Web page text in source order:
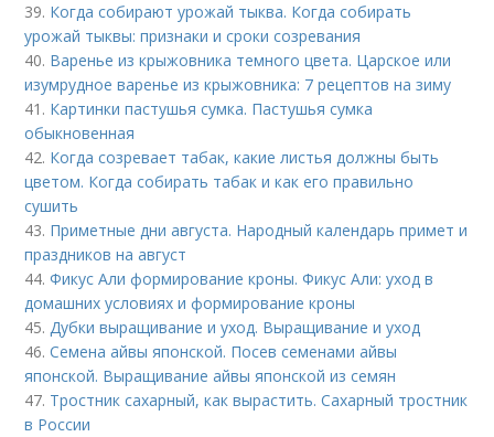
39. Когда собирают урожай тыква. Когда собирать
урожай тыквы: признаки и сроки созревания
40. Варенье из крыжовника темного цвета. Царское или
изумрудное варенье из крыжовника: 7 рецептов на зиму
41. Картинки пастушья сумка. Пастушья сумка
обыкновенная
42. Когда созревает табак, какие листья должны быть
цветом. Когда собирать табак и как его правильно
сушить
43. Приметные дни августа. Народный календарь примет и
праздников на август
44.Фикус Али формирование кроны. Фикус Али: уход в
домашних условиях и формирование кроны
45.Дубки выращивание и уход. Выращивание и уход
46.Семена айвы японской. Посев семенами айвы
японской. Выращивание айвы японской из семян
47. Тростник сахарный, как вырастить. Сахарный тростник
в России